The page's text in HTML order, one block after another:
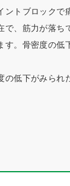
トブロックで
、筋力が落ち
。骨密度の低
低下がみられ